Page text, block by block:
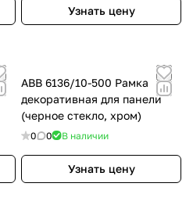
Узнать цену
ABB 6136/10-500 Рамка
декоративная для панели
(черное стекло, хром)
0 0 В наличии
Узнать цену